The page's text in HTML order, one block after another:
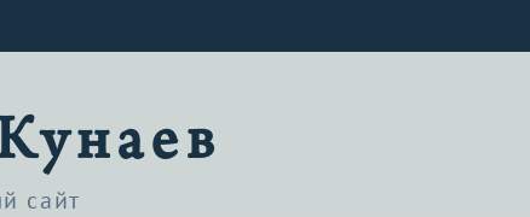
сайт